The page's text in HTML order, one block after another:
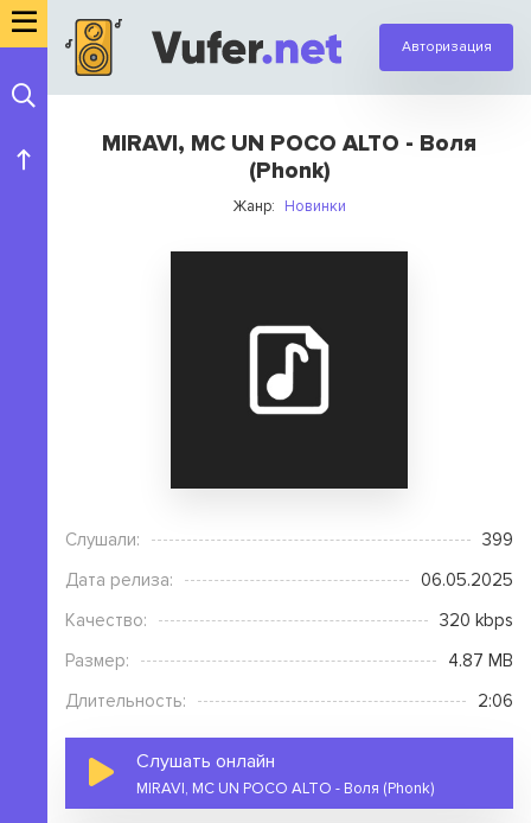
Авторизация
MIRAVI, MC UN POCO ALTO - Воля
(Phonk)
Жанр: Новинки
Слушали:
399
Дата релиза:
06.05.2025
Качество:
320 kbps
Размер:
4.87 MB
Длительность:
2:06
Слушать онлайн
MIRAVI, MC UN POCO ALTO - Воля (Phonk)